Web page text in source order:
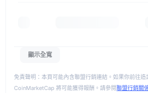
顯示全寬
免責聲明：本頁可能內含聯盟行銷連結。如果你前往
CoinMarketCap 將可能獲得報酬。請參閱聯盟行銷關